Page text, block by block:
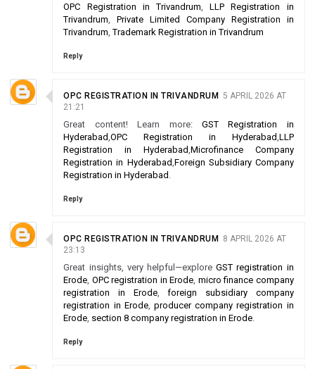
OPC Registration in Trivandrum,LLP Registration in
Trivandrum,Private Limited Company Registration in
Trivandrum,Trademark Registration in Trivandrum
Reply
OPC REGISTRATION IN TRIVANDRUM
5 APRIL 2026 AT
21:21
Great content! Learn more: GST Registration in
Hyderabad,OPC Registration in Hyderabad,LLP
Registration in Hyderabad,Microfinance Company
Registration in Hyderabad,Foreign Subsidiary Company
Registration in Hyderabad .
Reply
OPC REGISTRATION IN TRIVANDRUM
8 APRIL 2026 AT
23:13
Great insights, very helpful—exploreGST registration in
Erode, OPC registration in Erode, micro finance company
registration in Erode,foreign subsidiary company
registration in Erode, producer company registration in
Erode, section 8 company registration in Erode.
Reply